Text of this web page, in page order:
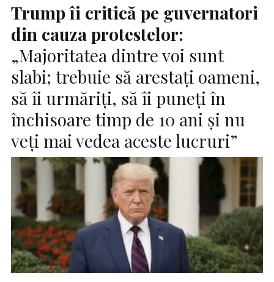
Trump îi critică pe guvernatori
din cauza protestelor:
„Majoritatea dintre voi sunt
slabi; trebuie să arestați oameni,
să îi urmăriți, să îi puneți în
închisoare timp de 10 ani și nu
veți mai vedea aceste lucruri”